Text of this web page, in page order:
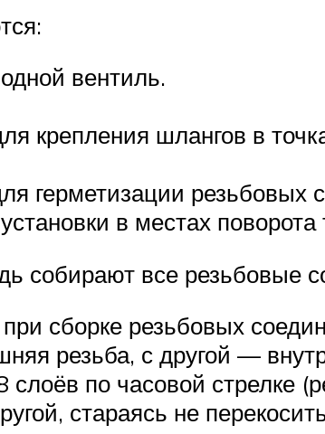
вентиль.
крепления шлангов в
герметизации резьбовых
в местах поворота
собирают все резьбовые
сборке резьбовых
резьба, с другой —
по часовой стрелке
стараясь не